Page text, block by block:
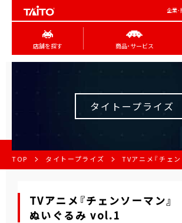
企業･
店舗を探す 商品･サービス
タイトープライズ
TOP タイトープライズ TVアニメ『チェ
TVアニメ『チェンソーマン
ぬいぐるみ vol.1